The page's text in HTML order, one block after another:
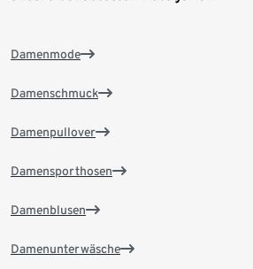
Damenmode
Damenschmuck
Damenpullover
Damensporthosen
Damenblusen
Damenunterwäsche